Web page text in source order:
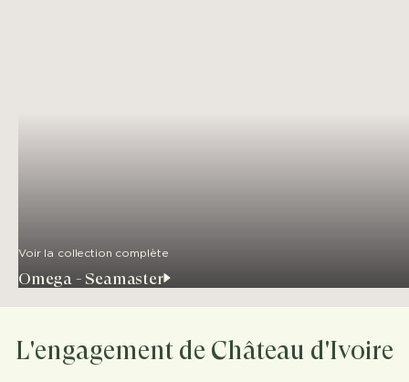
Voir la collection complète
Omega - Seamaster
L'engagement de Château d'Ivoire